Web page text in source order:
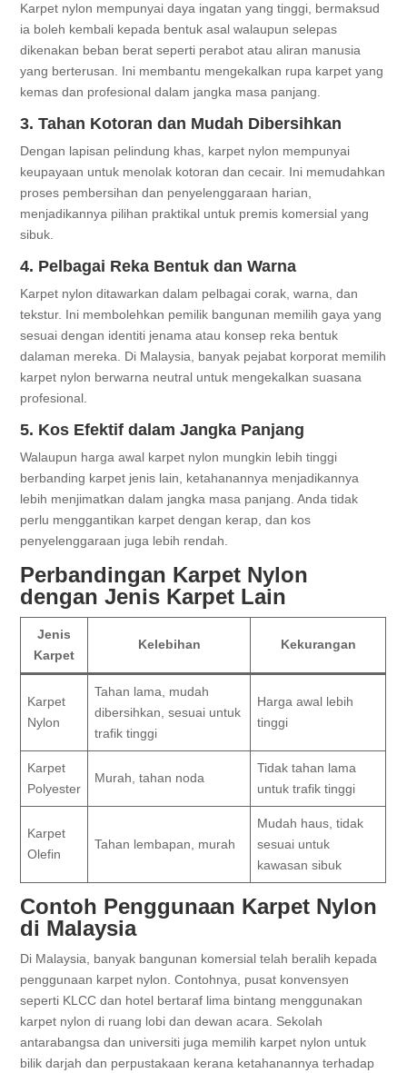
Karpet nylon mempunyai daya ingatan yang tinggi, bermaksud
ia boleh kembali kepada bentuk asal walaupun selepas
dikenakan beban berat seperti perabot atau aliran manusia
yang berterusan. Ini membantu mengekalkan rupa karpet yang
kemas dan profesional dalam jangka masa panjang.
3. Tahan Kotoran dan Mudah Dibersihkan
Dengan lapisan pelindung khas, karpet nylon mempunyai
keupayaan untuk menolak kotoran dan cecair. Ini memudahkan
proses pembersihan dan penyelenggaraan harian,
menjadikannya pilihan praktikal untuk premis komersial yang
sibuk.
4. Pelbagai Reka Bentuk dan Warna
Karpet nylon ditawarkan dalam pelbagai corak, warna, dan
tekstur. Ini membolehkan pemilik bangunan memilih gaya yang
sesuai dengan identiti jenama atau konsep reka bentuk
dalaman mereka. Di Malaysia, banyak pejabat korporat memilih
karpet nylon berwarna neutral untuk mengekalkan suasana
profesional.
5. Kos Efektif dalam Jangka Panjang
Walaupun harga awal karpet nylon mungkin lebih tinggi
berbanding karpet jenis lain, ketahanannya menjadikannya
lebih menjimatkan dalam jangka masa panjang. Anda tidak
perlu menggantikan karpet dengan kerap, dan kos
penyelenggaraan juga lebih rendah.
Perbandingan Karpet Nylon
dengan Jenis Karpet Lain
Jenis
Karpet
Kelebihan Kekurangan
Karpet
Nylon
Tahan lama, mudah
dibersihkan, sesuai untuk
trafik tinggi
Harga awal lebih
tinggi
Karpet
Polyester
Murah, tahan noda
Tidak tahan lama
untuk trafik tinggi
Karpet
Olefin
Tahan lembapan, murah
Mudah haus, tidak
sesuai untuk
kawasan sibuk
Contoh Penggunaan Karpet Nylon
di Malaysia
Di Malaysia, banyak bangunan komersial telah beralih kepada
penggunaan karpet nylon. Contohnya, pusat konvensyen
seperti KLCC dan hotel bertaraf lima bintang menggunakan
karpet nylon di ruang lobi dan dewan acara. Sekolah
antarabangsa dan universiti juga memilih karpet nylon untuk
bilik darjah dan perpustakaan kerana ketahanannya terhadap